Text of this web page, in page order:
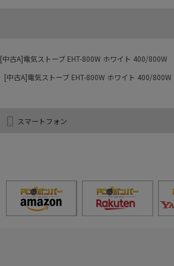
[中古A]電気ストーブ EHT-800W ホワイト 400/800W
[中古A]電気ストーブ EHT-800W ホワイト 400/800W
スマートフォン